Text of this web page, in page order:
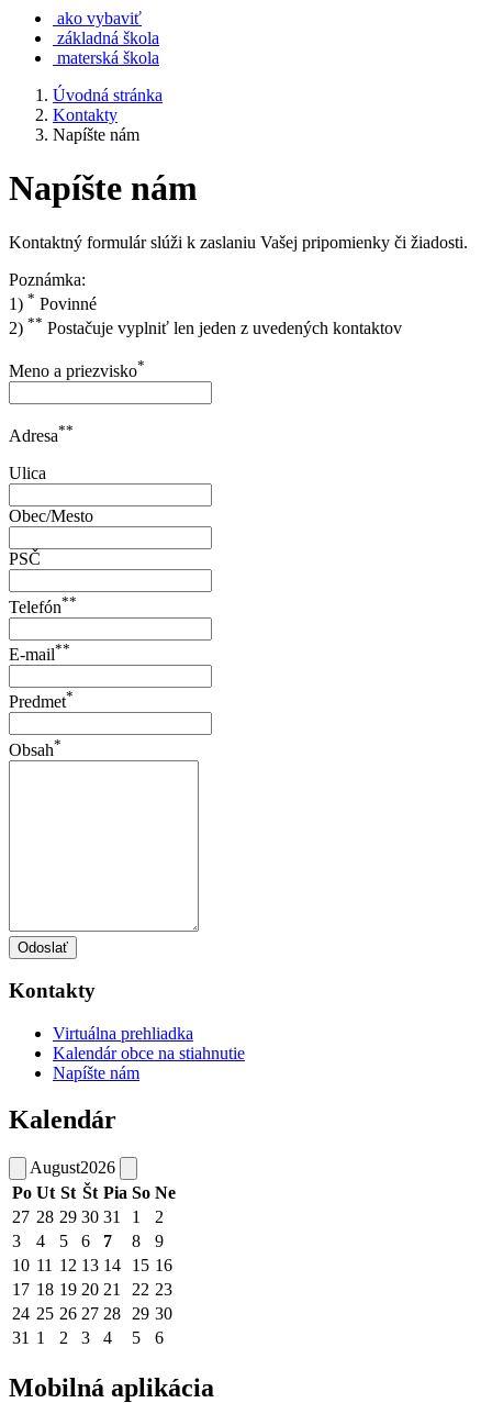
ako vybaviť
základná škola
materská škola
Úvodná stránka
Kontakty
Napíšte nám
Napíšte nám
Kontaktný formulár slúži k zaslaniu Vašej pripomienky či žiadosti.
Poznámka:
1) * Povinné
2) ** Postačuje vyplniť len jeden z uvedených kontaktov
Meno a priezvisko*
Adresa**
Ulica
Obec/Mesto
PSČ
Telefón**
E-mail**
Predmet*
Obsah*
Odoslať
Kontakty
Virtuálna prehliadka
Kalendár obce na stiahnutie
Napíšte nám
Kalendár
August2026
Po Ut St Št Pia So Ne
27 28 29 30 31 1
2
3
4 5 6 7 8
9
10 11 12 13 14 15 16
17 18 19 20 21 22 23
24 25 26 27 28 29 30
31 1 2 3 4 5 6
Mobilná aplikácia